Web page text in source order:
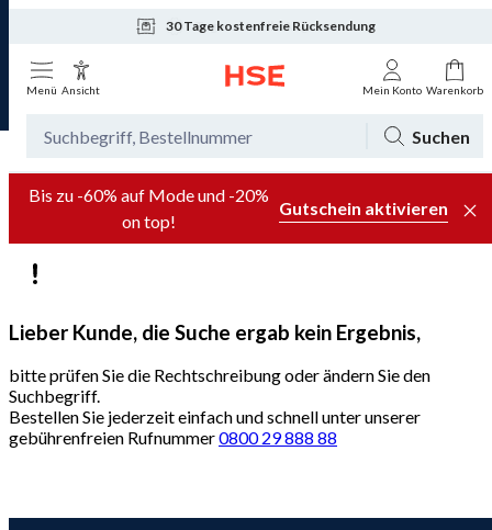
30 Tage kostenfreie Rücksendung
Tagesaktuelle Angebote
Menü Ansicht Mein Konto Warenkorb
Suchen
Bis zu -60% auf Mode und -20%
on top!
Gutschein aktivieren
Lieber Kunde, die Suche ergab kein Ergebnis,
bitte prüfen Sie die Rechtschreibung oder ändern Sie den
Suchbegriff.
Bestellen Sie jederzeit einfach und schnell unter unserer
gebührenfreien Rufnummer0800 29 888 88